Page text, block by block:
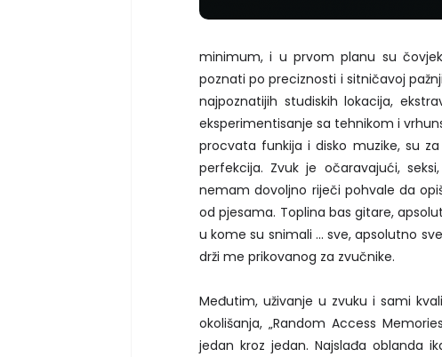
minimum, i u prvom planu su
poznati po preciznosti i sitničavoj
najpoznatijih studiskih lokacija,
eksperimentisanje sa tehnikom i
procvata funkija i disko muzike, su
perfekcija. Zvuk je očaravajući,
nemam dovoljno riječi pohvale da
od pjesama. Toplina bas gitare,
u kome su snimali ... sve, apsolutno
drži me prikovanog za zvučnike.
Međutim, uživanje u zvuku i sami
okolišanja, „Random Access
jedan kroz jedan. Najslađa oblanda